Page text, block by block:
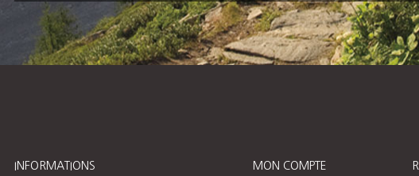
INFORMATIONS MON COMPTE